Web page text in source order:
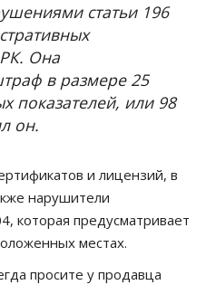
статьи 196
Она
в размере 25
показателей, или 98
он.
и лицензий, в
нарушители
которая предусматривает
местах.
просите у продавца